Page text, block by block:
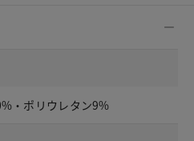
・ポリウレタン9%